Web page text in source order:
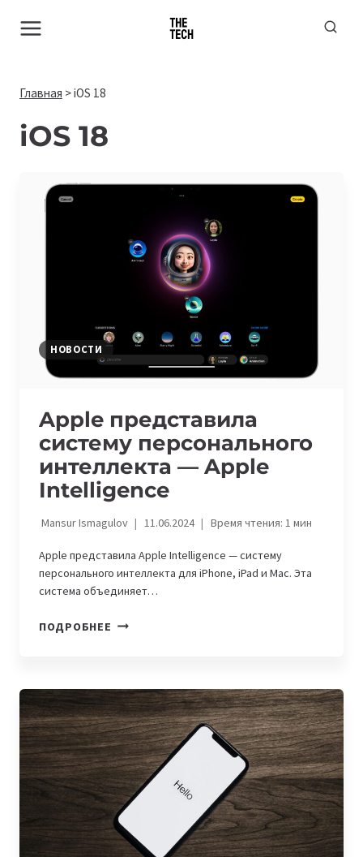
Главная >iOS 18
iOS 18
НОВОСТИ
Apple представила
систему персонального
интеллекта — Apple
Intelligence
Mansur Ismagulov 11.06.2024 Время чтения: 1мин
Apple представила Apple Intelligence — систему
персонального интеллекта для iPhone, iPad и Mac. Эта
система объединяет…
ПОДРОБНЕЕ APPLE
ИНТЕЛЛЕКТА
—
APPLE
INTELLIGENCE